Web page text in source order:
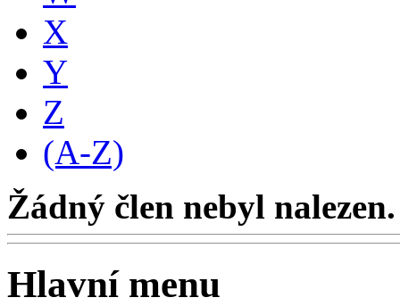
X
Y
Z
(A-Z)
Žádný člen nebyl nalezen.
Hlavní menu